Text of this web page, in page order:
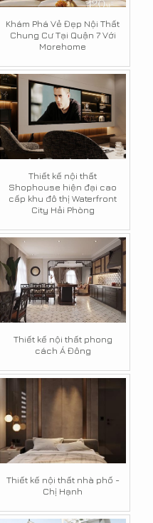
Khám Phá Vẻ Đẹp Nội Thất
Chung Cư Tại Quận 7 Với
Morehome
Thiết kế nội thất
Shophouse hiện đại cao
cấp khu đô thị Waterfront
City Hải Phòng
Thiết kế nội thất phong
cách Á Đông
Thiết kế nội thất nhà phố -
Chị Hạnh